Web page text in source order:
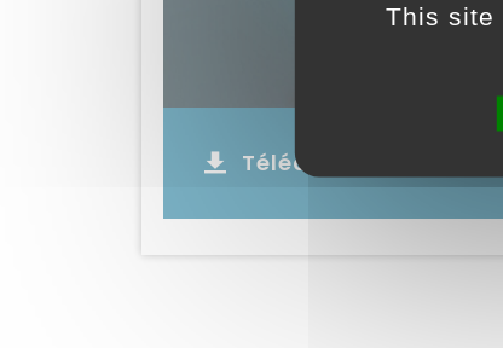
Télécharger
This site